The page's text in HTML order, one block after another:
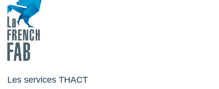
Les services THACT